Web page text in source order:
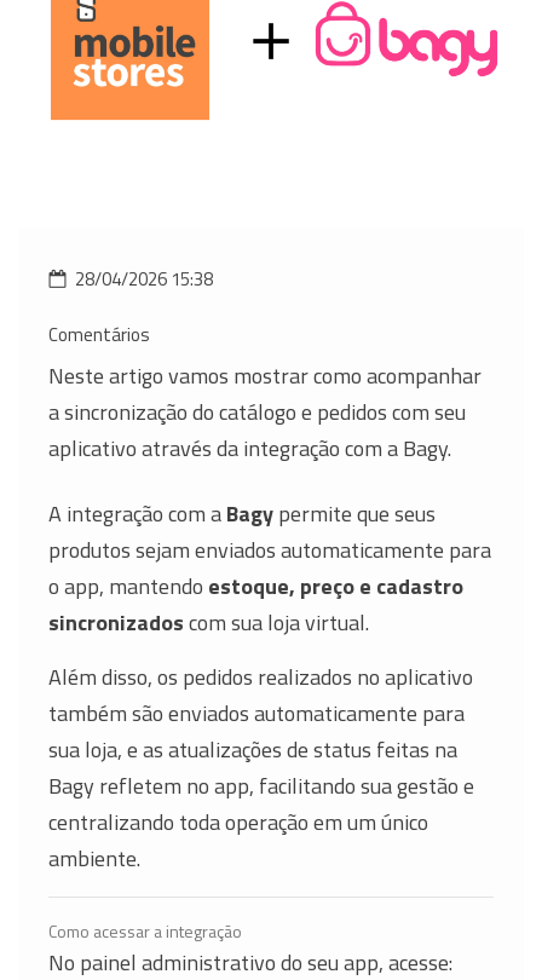
28/04/2026 15:38
Comentários
Neste artigo vamos mostrar como acompanhar
a sincronização do catálogo e pedidos com seu
aplicativo através da integração com a Bagy.
A integração com aBagypermite que seus
produtos sejam enviados automaticamente para
o app, mantendo estoque, preço e cadastro
sincronizadoscom sua loja virtual.
Além disso, os pedidos realizados no aplicativo
também são enviados automaticamente para
sua loja, e as atualizações de status feitas na
Bagy refletem no app, facilitando sua gestão e
centralizando toda operação em um único
ambiente.
Como acessar a integração
No painel administrativo do seu app, acesse: